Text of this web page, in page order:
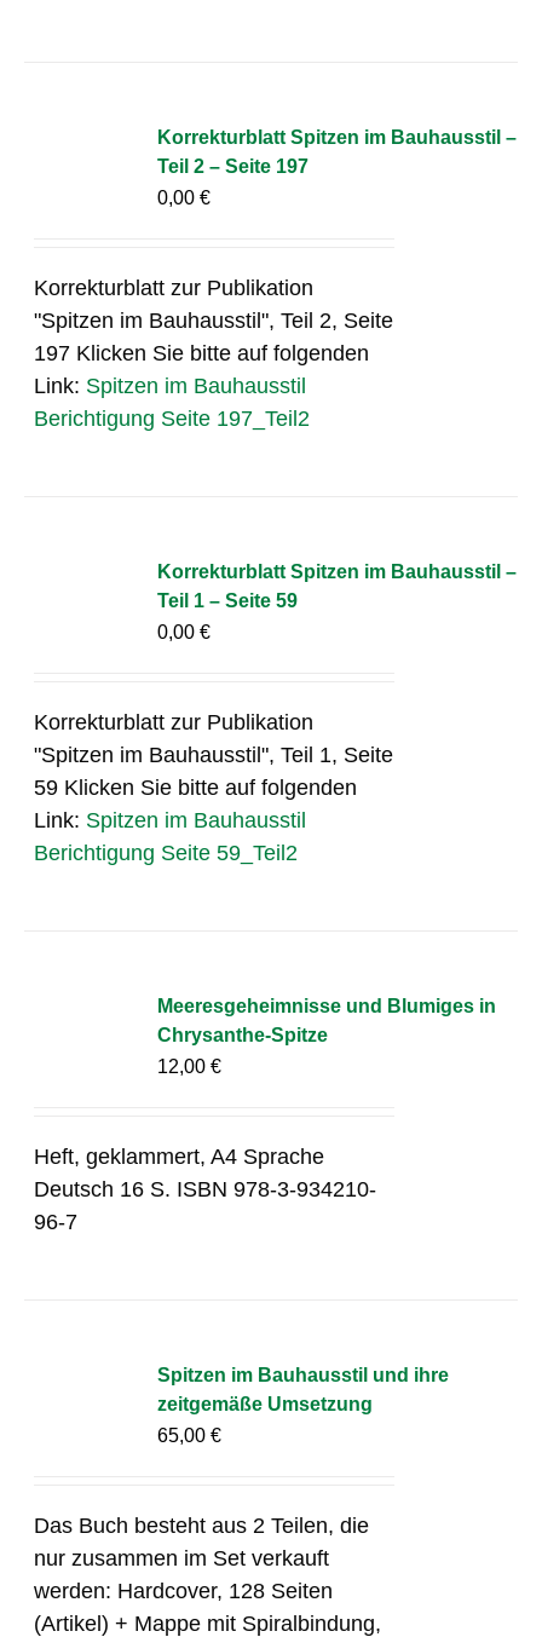
Korrekturblatt Spitzen im Bauhausstil –
Teil 2 – Seite 197
0,00€
Korrekturblatt zur Publikation
"Spitzen im Bauhausstil", Teil 2, Seite
197 Klicken Sie bitte auf folgenden
Link: Spitzen im Bauhausstil
Berichtigung Seite 197_Teil2
Korrekturblatt Spitzen im Bauhausstil –
Teil 1 – Seite 59
0,00€
Korrekturblatt zur Publikation
"Spitzen im Bauhausstil", Teil 1, Seite
59 Klicken Sie bitte auf folgenden
Link: Spitzen im Bauhausstil
Berichtigung Seite 59_Teil2
Meeresgeheimnisse und Blumiges in
Chrysanthe-Spitze
12,00€
Heft, geklammert, A4 Sprache
Deutsch 16 S. ISBN 978-3-934210-
96-7
Spitzen im Bauhausstil und ihre
zeitgemäße Umsetzung
65,00€
Das Buch besteht aus 2 Teilen, die
nur zusammen im Set verkauft
werden: Hardcover, 128 Seiten
(Artikel) + Mappe mit Spiralbindung,